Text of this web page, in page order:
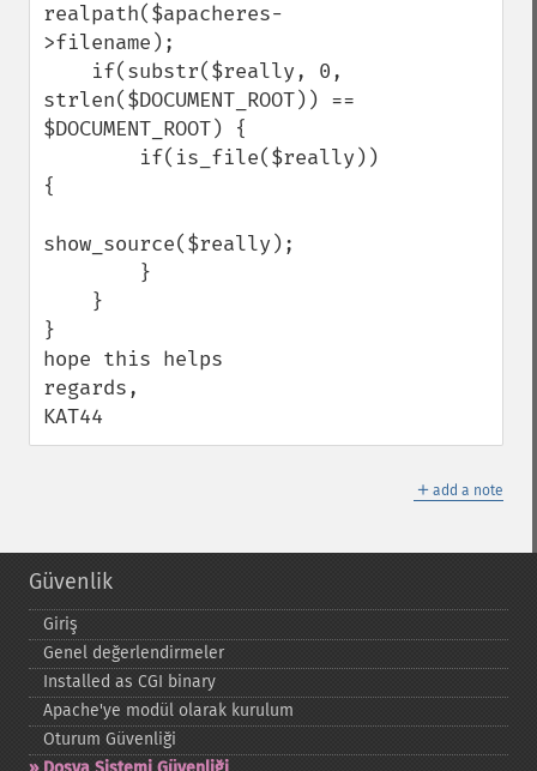
realpath($apacheres-
>filename);
strlen($DOCUMENT_ROOT)) ==
$DOCUMENT_ROOT) {
{
show_source($really);
}
hope this helps
regards,
KAT44
＋ add a note
Güvenlik
Giriş
Genel değerlendirmeler
Installed as CGI binary
Apache'ye modül olarak kurulum
Oturum Güvenliği